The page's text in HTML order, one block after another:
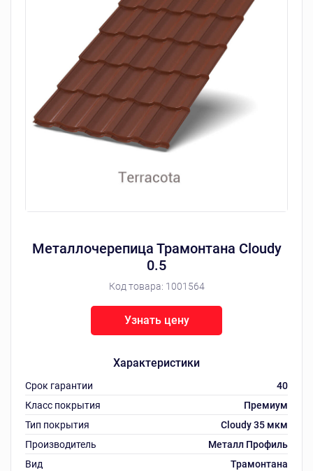
Металлочерепица Трамонтана Cloudy
0.5
Код товара: 1001564
Характеристики
Срок гарантии
40
Класс покрытия
Премиум
Тип покрытия
Cloudy 35 мкм
Производитель
Металл Профиль
Вид
Трамонтана
Узнать цену